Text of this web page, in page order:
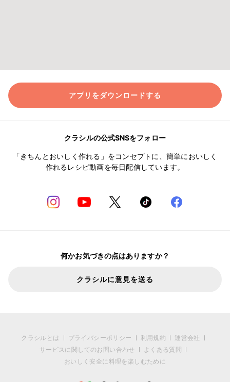
アプリをダウンロードする
クラシルの公式SNSをフォロー
「きちんとおいしく作れる」をコンセプトに、簡単においしく
作れるレシピ動画を毎日配信しています。
何かお気づきの点はありますか？
クラシルに意見を送る
クラシルとは プライバシーポリシー 利用規約
運営会社
サービスに関してのお問い合わせ
よくある質問
おいしく安全に料理を楽しむために